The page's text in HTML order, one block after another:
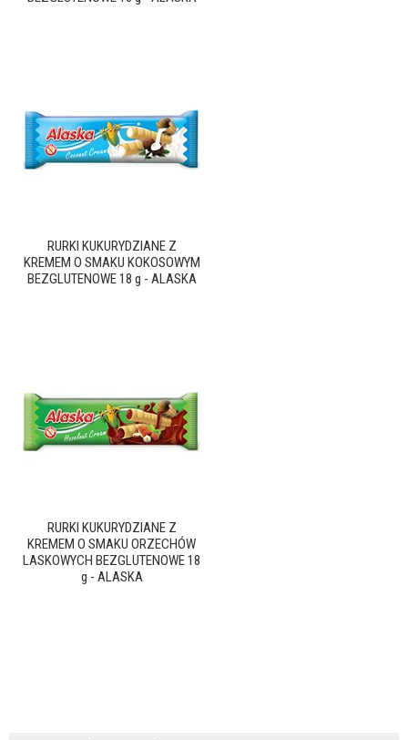
RURKI KUKURYDZIANE Z
KREMEM O SMAKU KOKOSOWYM
BEZGLUTENOWE 18 g - ALASKA
RURKI KUKURYDZIANE Z
KREMEM O SMAKU ORZECHÓW
LASKOWYCH BEZGLUTENOWE 18
g - ALASKA